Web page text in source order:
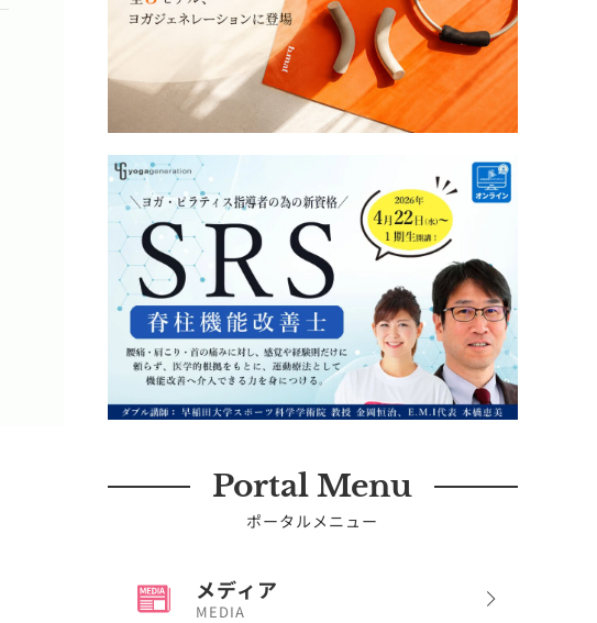
Portal Menu
ポータルメニュー
メディア
MEDIA